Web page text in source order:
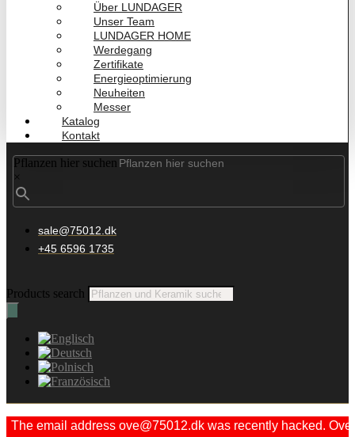
Über LUNDAGER
Unser Team
LUNDAGER HOME
Werdegang
Zertifikate
Energieoptimierung
Neuheiten
Messer
Katalog
Kontakt
Pflanzen hier suchen
×
sale@75012.dk
+45 6596 1735
Products search
The email address ove@75012.dk was recently hacked. Ove